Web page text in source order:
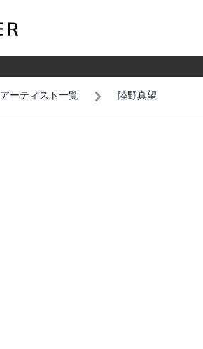
アーティスト一覧 陸野真望